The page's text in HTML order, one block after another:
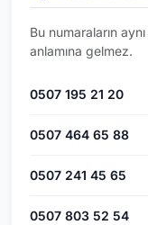
Bu numaraların
anlamına gelmez.
0507 195 21 20
0507 464 65 88
0507 241 45 65
0507 803 52 54